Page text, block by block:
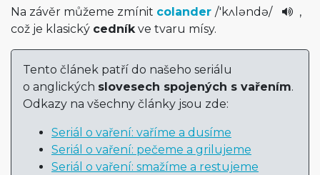
Na závěr můžeme zmínit colander /'kʌləndə­/
,
což je klasický cedníkve tvaru mísy.
Tento článek patří do našeho seriálu
o anglických slovesech spojených s vařením.
Odkazy na všechny články jsou zde:
Seriál o vaření: vaříme a dusíme
Seriál o vaření: pečeme a grilujeme
Seriál o vaření: smažíme a restujeme